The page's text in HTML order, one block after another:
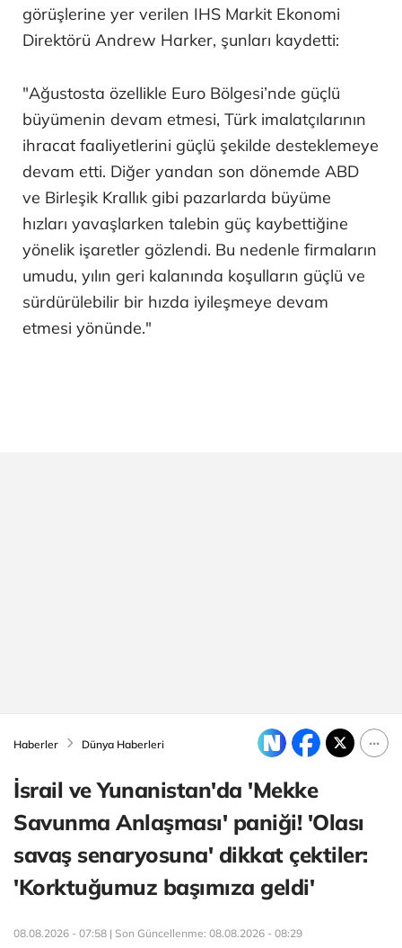
görüşlerine yer verilen IHS Markit Ekonomi
Direktörü Andrew Harker, şunları kaydetti:
"Ağustosta özellikle Euro Bölgesi’nde güçlü
büyümenin devam etmesi, Türk imalatçılarının
ihracat faaliyetlerini güçlü şekilde desteklemeye
devam etti. Diğer yandan son dönemde ABD
ve Birleşik Krallık gibi pazarlarda büyüme
hızları yavaşlarken talebin güç kaybettiğine
yönelik işaretler gözlendi. Bu nedenle firmaların
umudu, yılın geri kalanında koşulların güçlü ve
sürdürülebilir bir hızda iyileşmeye devam
etmesi yönünde."
Haberler Dünya Haberleri
İsrail ve Yunanistan'da 'Mekke
Savunma Anlaşması' paniği! 'Olası
savaş senaryosuna' dikkat çektiler:
'Korktuğumuz başımıza geldi'
08.08.2026 - 07:58 | Son Güncellenme: 08.08.2026 - 08:29